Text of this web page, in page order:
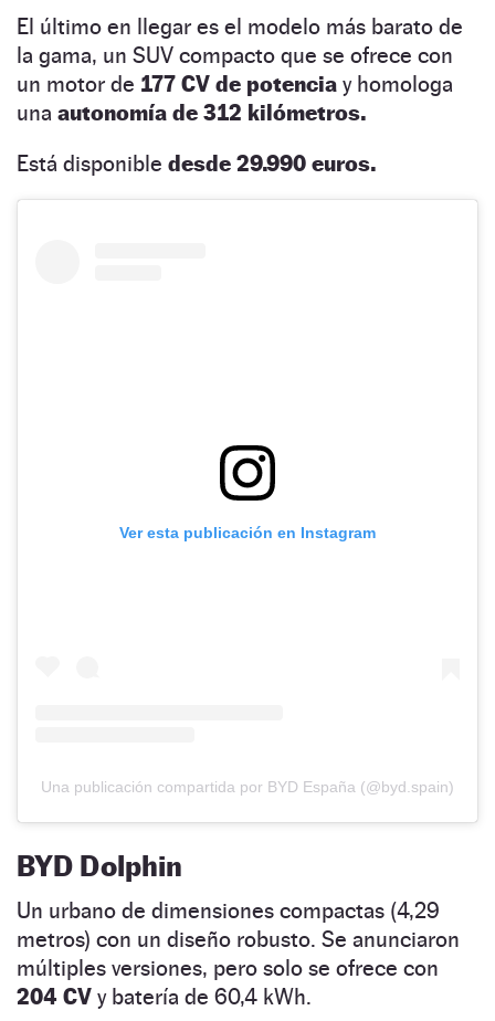
El último en llegar es el modelo más barato de
la gama, un SUV compacto que se ofrece con
un motor de 177 CV de potencia y homologa
una autonomía de 312 kilómetros.
Está disponible desde 29.990 euros.
Ver esta publicación en Instagram
Una publicación compartida por BYD España (@byd.spain)
BYD Dolphin
Un urbano de dimensiones compactas (4,29
metros) con un diseño robusto. Se anunciaron
múltiples versiones, pero solo se ofrece con
204 CV y batería de 60,4 kWh.